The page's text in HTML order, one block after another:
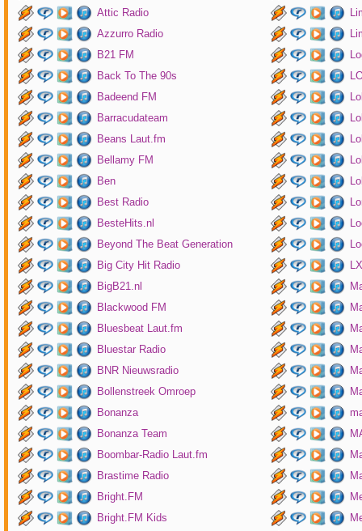
Attic Radio
Azzurro Radio
B21 FM
Back To The 90s
Badeend FM
Barracudateam
Beans Laut.fm
Bellamy FM
Ben
Best Radio
BesteHits.nl
Beyond The Beat Generation
Big City Hit Radio
BigB21.nl
Blackwood FM
Bluesbeat Laut.fm
Bluestar Radio
BNR Nieuwsradio
Bollenstreek Omroep
Bonanza
Bonanza Team
Boombar-Radio Laut.fm
Brastime Radio
Bright.FM
Bright.FM Kids